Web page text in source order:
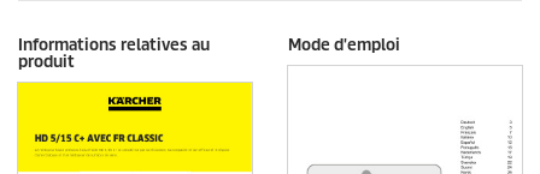
Informations relatives au
produit
Mode d'emploi